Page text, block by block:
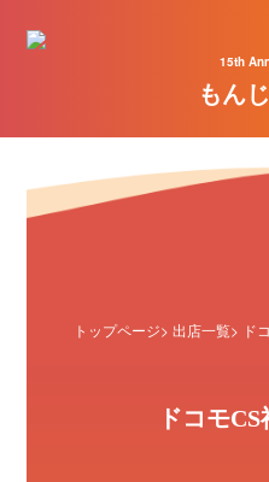
15th
もん
トップページ> 出店一覧> ド
ドコモ